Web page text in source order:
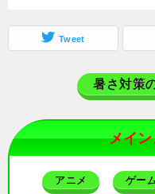
Tweet
暑さ対策
メイ
アニメ ゲー